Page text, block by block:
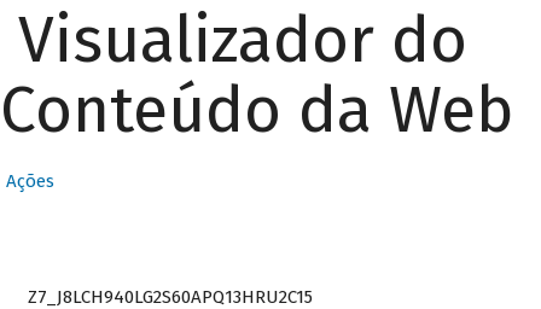
Visualizador do
Conteúdo da Web
Ações
Z7_J8LCH940LG2S60APQ13HRU2C15